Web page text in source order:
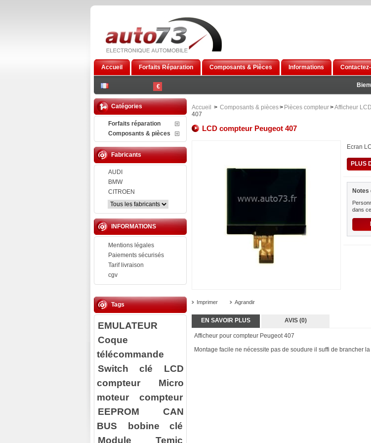
€
Accueil Forfaits Réparation Composants & Pièces Informations
Catégories
Forfaits réparation
Composants & pièces
Fabricants
AUDI
BMW
CITROEN
INFORMATIONS
Mentions légales
Paiements sécurisés
Tarif livraison
cgv
Tags
EMULATEUR
Coque
télécommande
Switch clé
LCD
compteur
Micro
moteur compteur
EEPROM
CAN
BUS
bobine clé
Module Temic
Accueil > Composants & pièces> Pièces compteur>Afficheur LCD
407
LCD compteur Peugeot 407
Imprimer Agrandir
Ecran
PLUS
Notes
dans
EN SAVOIR PLUS AVIS (0)
Afficheur pour compteur Peugeot 407
Montage facile ne nécessite pas de soudure il suffi de brancher